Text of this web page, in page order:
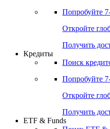
Попробуйте
Откройте
Получить
Кредиты
Поиск
Попробуйте
Откройте
Получить
ETF & Funds